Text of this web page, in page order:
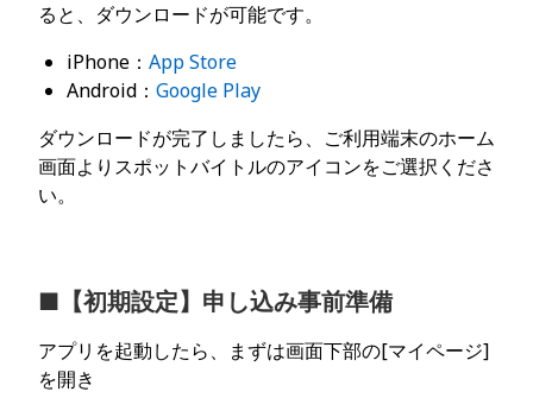
ると、ダウンロードが可能です。
iPhone： App Store
Android： Google Play
ダウンロードが完了しましたら、ご利用端末のホーム
画面よりスポットバイトルのアイコンをご選択くださ
い。
■【初期設定】申し込み事前準備
アプリを起動したら、まずは画面下部の[マイページ]
を開き